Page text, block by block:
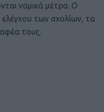
νομικά μέτρα. Ο
ελέγχου των σχολίων, τα
τους.